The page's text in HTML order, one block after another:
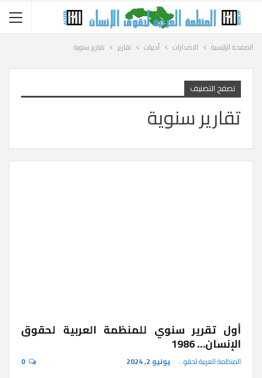
الصفحة الرئيسية الاصدارات أدبيات تقارير تقارير سنوية
تصفح التصنيف
تقارير سنوية
أول تقرير سنوي للمنظمة العربية لحقوق
الإنسان… 1986
المنظمة العربية لحقوق الإنسان يوليو 2, 2024